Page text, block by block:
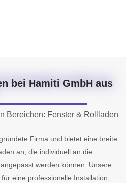
bei Hamiti GmbH aus
Bereichen: Fenster & Rollladen
Firma und bietet eine breite
an, die individuell an die
werden können. Unsere
eine professionelle Installation,